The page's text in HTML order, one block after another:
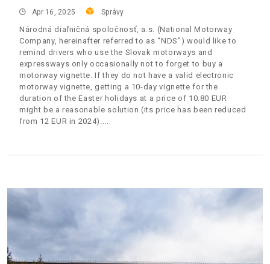
Apr 16, 2025 Správy
Národná diaľničná spoločnosť, a.s. (National Motorway
Company, hereinafter referred to as “NDS”) would like to
remind drivers who use the Slovak motorways and
expressways only occasionally not to forget to buy a
motorway vignette. If they do not have a valid electronic
motorway vignette, getting a 10-day vignette for the
duration of the Easter holidays at a price of 10.80 EUR
might be a reasonable solution (its price has been reduced
from 12 EUR in 2024).